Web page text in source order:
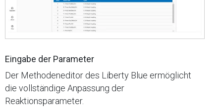
Eingabe der Parameter
Der Methodeneditor des Liberty Blue ermöglicht
die vollständige Anpassung der
Reaktionsparameter.